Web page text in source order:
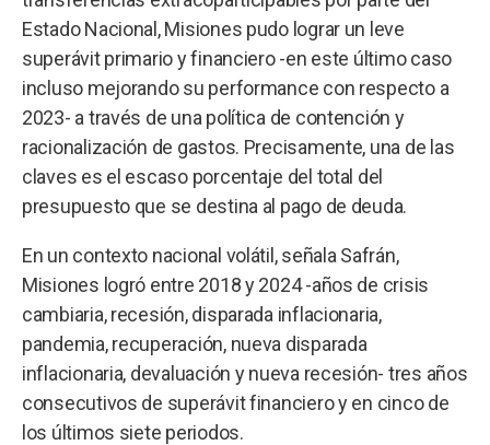
Estado Nacional, Misiones pudo lograr un leve
superávit primario y financiero -en este último caso
incluso mejorando su performance con respecto a
2023- a través de una política de contención y
racionalización de gastos. Precisamente, una de las
claves es el escaso porcentaje del total del
presupuesto que se destina al pago de deuda.
En un contexto nacional volátil, señala Safrán,
Misiones logró entre 2018 y 2024 -años de crisis
cambiaria, recesión, disparada inflacionaria,
pandemia, recuperación, nueva disparada
inflacionaria, devaluación y nueva recesión- tres años
consecutivos de superávit financiero y en cinco de
los últimos siete periodos.